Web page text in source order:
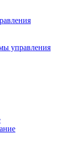
управления